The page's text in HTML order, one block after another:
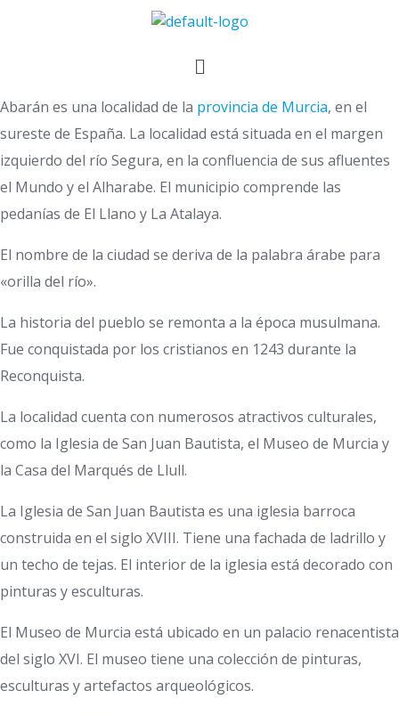
Abarán es una localidad de la provincia de Murcia, en el
sureste de España. La localidad está situada en el margen
izquierdo del río Segura, en la confluencia de sus afluentes
el Mundo y el Alharabe. El municipio comprende las
pedanías de El Llano y La Atalaya.
El nombre de la ciudad se deriva de la palabra árabe para
«orilla del río».
La historia del pueblo se remonta a la época musulmana.
Fue conquistada por los cristianos en 1243 durante la
Reconquista.
La localidad cuenta con numerosos atractivos culturales,
como la Iglesia de San Juan Bautista, el Museo de Murcia y
la Casa del Marqués de Llull.
La Iglesia de San Juan Bautista es una iglesia barroca
construida en el siglo XVIII. Tiene una fachada de ladrillo y
un techo de tejas. El interior de la iglesia está decorado con
pinturas y esculturas.
El Museo de Murcia está ubicado en un palacio renacentista
del siglo XVI. El museo tiene una colección de pinturas,
esculturas y artefactos arqueológicos.